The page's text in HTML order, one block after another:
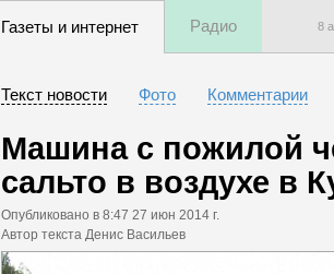
Газеты и интернет Радио 8
Текст новости Фото Комментарии
Машина с пожилой
сальто в воздухе в
Опубликовано в 8:47 27 июн 2014 г.
Автор текста Денис Васильев